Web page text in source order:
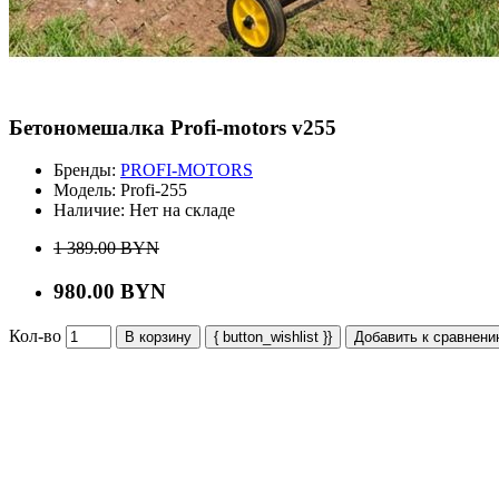
Бетономешалка Profi-motors v255
Бренды: PROFI-MOTORS
Модель: Profi-255
Наличие: Нет на складе
1 389.00 BYN
980.00 BYN
Кол-во В корзину { button_wishlist }} Добавить к